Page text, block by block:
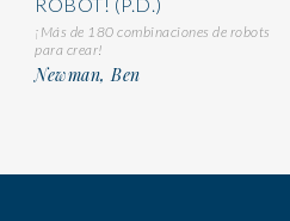
¡Más de 180 combinaciones de robots
para crear!
Newman, Ben